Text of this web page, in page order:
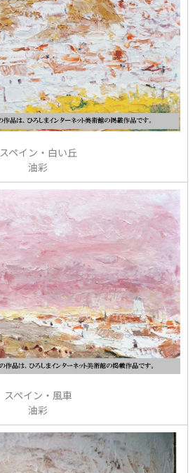
スペイン・白い丘
油彩
スペイン・風車
油彩